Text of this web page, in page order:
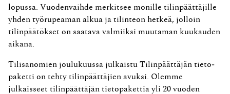
lopussa. ­Vuodenvaihde merkitsee monille tilinpäättäjille
yhden työ­rupeaman alkua ja tilinteon hetkeä, jolloin
tilinpäätökset on saatava valmiiksi muutaman kuukauden
aikana.
Tilisanomien joulukuussa julkaistu Tilinpäättäjän tieto­
paketti on tehty tilinpäättäjien avuksi. Olemme
julkaisseet tilinpäättäjän tietopakettia yli 20 vuoden